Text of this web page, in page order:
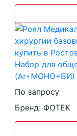
Набор для
(Ar+МОНО+БИ)
По запросу
Бренд: ФОТЕК